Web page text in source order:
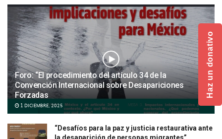
Foro: “El procedimiento del artículo 34 de la
Convención Internacional sobre Desapariciones
Forzadas
1 DICIEMBRE, 2025
“Desafíos para la paz y justicia restaurativa ante
Haz un donativo